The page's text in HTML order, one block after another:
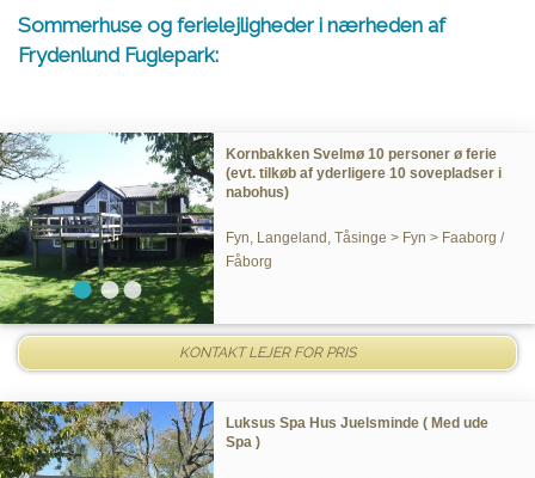
Sommerhuse og ferielejligheder i nærheden af
Frydenlund Fuglepark:
Kornbakken Svelmø 10 personer ø ferie
(evt. tilkøb af yderligere 10 sovepladser i
nabohus)
Fyn, Langeland, Tåsinge > Fyn > Faaborg /
Fåborg
KONTAKT LEJER FOR PRIS
Luksus Spa Hus Juelsminde ( Med ude
Spa )